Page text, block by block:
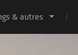
& autres